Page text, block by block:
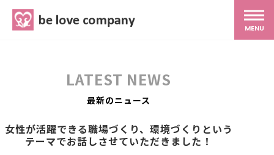
MENU
SNS広報
LATEST NEWS
最新のニュース
女性が活躍できる職場づくり、環境づくりという
テーマでお話しさせていただきました！